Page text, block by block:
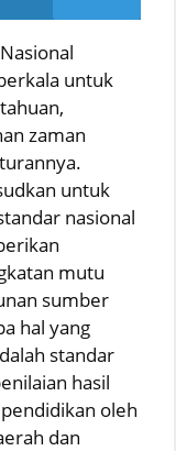
untuk
zaman
untuk
nasional
mutu
sumber
hal yang
standar
hasil
oleh
dan